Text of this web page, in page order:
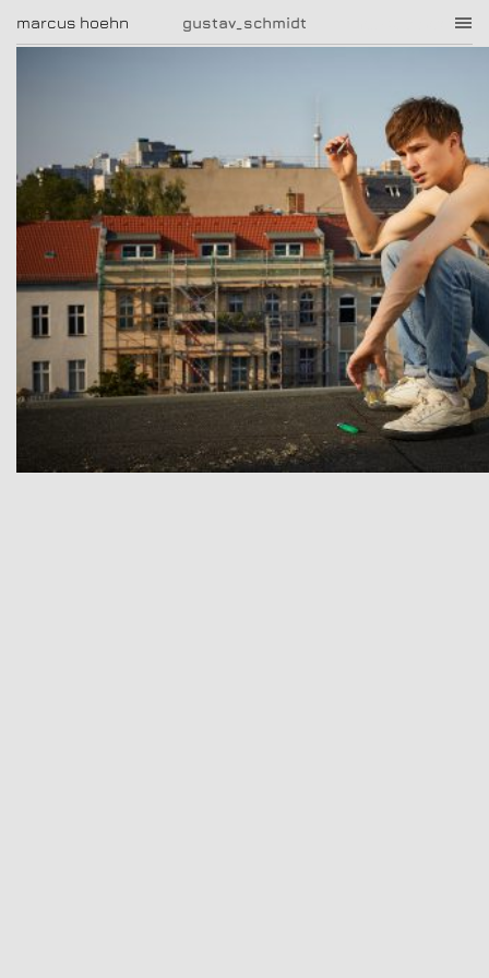
gustav_schmidt
marcus hoehn marcus hoehn